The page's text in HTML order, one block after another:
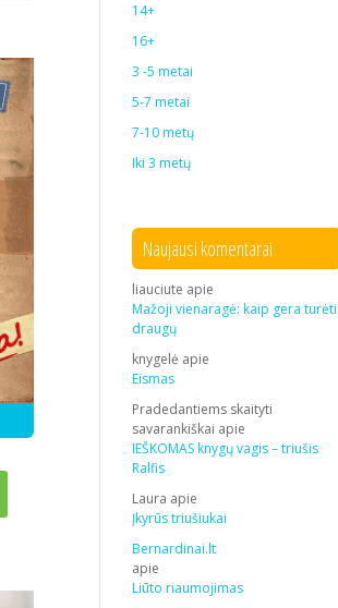
14+
16+
3 -5 metai
5-7 metai
7-10 metų
Iki 3 metų
Naujausi komentarai
liauciute apie
Mažoji vienaragė: kaip gera turėti
draugų
knygelė apie
Eismas
Pradedantiems skaityti
savarankiškai apie
IEŠKOMAS knygų vagis – triušis
Ralfis
Laura apie
Įkyrūs triušiukai
Bernardinai.lt
apie
Liūto riaumojimas